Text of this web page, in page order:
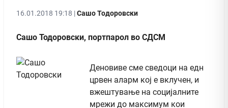
16.01.2018 19:18 |Сашо Тодоровски
Сашо Тодоровски, портпарол во СДСМ
Деновиве сме сведоци на едн
црвен аларм кој е вклучен, и
вжештување на социјалните
мрежи до максимум кои